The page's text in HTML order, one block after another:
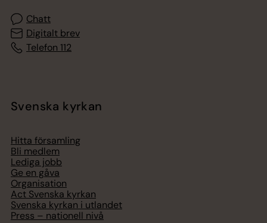
Chatt
Digitalt brev
Telefon 112
Svenska kyrkan
Hitta församling
Bli medlem
Lediga jobb
Ge en gåva
Organisation
Act Svenska kyrkan
Svenska kyrkan i utlandet
Press – nationell nivå